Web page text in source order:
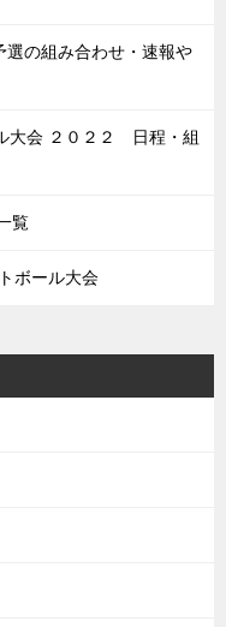
選の組み合わせ・速報や
大会 ２０２２ 日程・組
覧
ボール大会